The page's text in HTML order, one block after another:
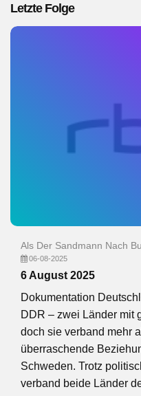
Letzte Folge
Als Der Sandmann Nach
06-08-2025
6 August 2025
Dokumentation
DDR – zwei Länder mit
doch sie verband mehr
überraschende
Schweden. Trotz
verband beide Länder